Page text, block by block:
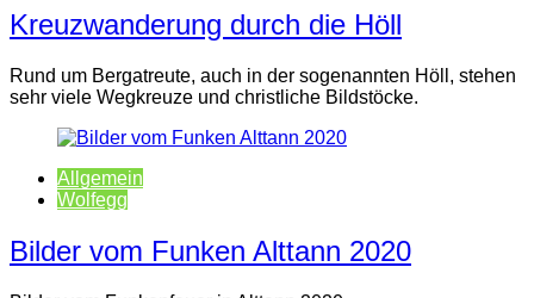
Kreuzwanderung durch die Höll
Rund um Bergatreute, auch in der sogenannten Höll, stehen
sehr viele Wegkreuze und christliche Bildstöcke.
Allgemein
Wolfegg
Bilder vom Funken Alttann 2020